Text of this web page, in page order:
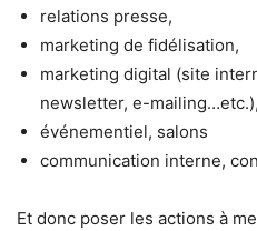
relations presse,
marketing de fidélisation,
marketing digital (site
newsletter, e-mailing…etc.),
événementiel, salons
communication interne,
Et donc poser les actions à